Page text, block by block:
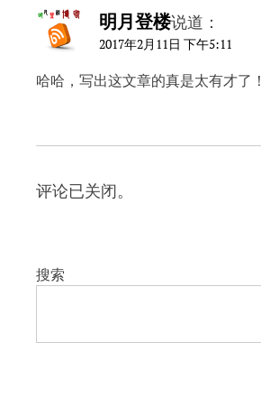
明月登楼说道：
2017年2月11日 下午5:11
哈哈，写出这文章的真是太有才了！
评论已关闭。
搜索